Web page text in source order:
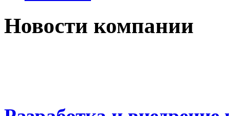
Новости компании